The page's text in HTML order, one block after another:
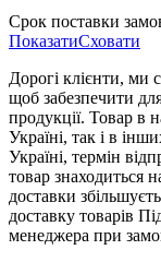
Срок поставки
ПоказатиСховати
Дорогі клієнти, ми
щоб забезпечити
продукції. Товар в
Україні, так і в
Україні, термін
товар знаходиться
доставки
доставку товарів
менеджера при